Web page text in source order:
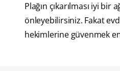
Plağın çıkarılması iyi
önleyebilirsiniz. Fakat
hekimlerine güvenmek